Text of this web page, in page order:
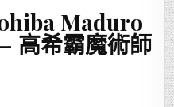
Maduro
高希霸魔術師